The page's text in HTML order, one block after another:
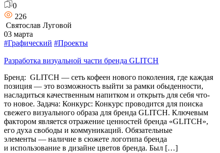
0
226
Святослав Луговой
03 марта
#Графический #Проекты
Разработка визуальной части бренда GLITCH
Бренд: GLITCH — сеть кофеен нового поколения, где каждая
позиция — это возможность выйти за рамки обыденности,
насладиться качественным напитком и открыть для себя что-
то новое. Задача: Конкурс: Конкурс проводится для поиска
свежего визуального образа для бренда GLITCH. Ключевым
фактором является отражение ценностей бренда «GLITCH»,
его духа свободы и коммуникаций. Обязательные
элементы — наличие в сюжете логотипа бренда
и использование в дизайне цветов бренда. Был […]